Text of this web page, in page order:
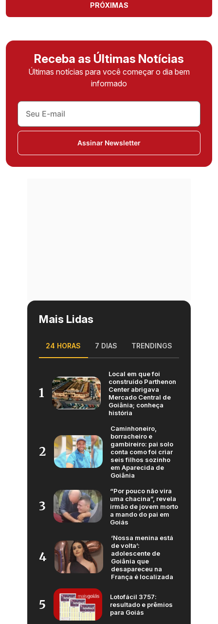
PRÓXIMAS
Receba as Últimas Notícias
Últimas notícias para você começar o dia bem
informado
Assinar Newsletter
Mais Lidas
24 HORAS 7 DIAS TRENDINGS
1
Local em que foi
construído Parthenon
Center abrigava
Mercado Central de
Goiânia; conheça
história
2
Caminhoneiro,
borracheiro e
gambireiro: pai solo
conta como foi criar
seis filhos sozinho
em Aparecida de
Goiânia
3
“Por pouco não vira
uma chacina”, revela
irmão de jovem morto
a mando do pai em
Goiás
4
‘Nossa menina está
de volta’:
adolescente de
Goiânia que
desapareceu na
França é localizada
5
Lotofácil 3757:
resultado e prêmios
para Goiás